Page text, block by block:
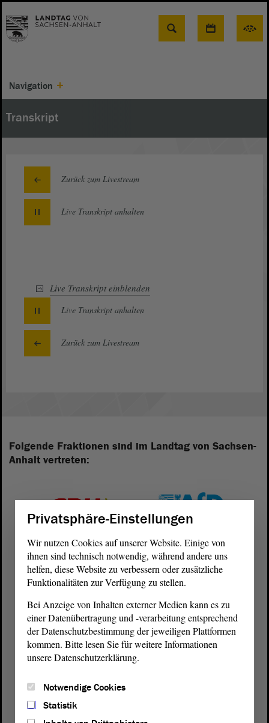
Suche
Navigation
Transkript
Zurück zum Livestream
Live Transkript anhalten
Live Transkript einblenden
Live Transkript anhalten
Zurück zum Livestream
Folgende Fraktionen sind im Landtag von Sachsen-
Anhalt vertreten:
Landtagvon Sachsen-Anhalt
Domplatz 6–9
Privatsphäre-Einstellungen
Wir nutzen Cookies auf unserer Website. Einige von
ihnen sind technisch notwendig, während andere uns
helfen, diese Website zu verbessern oder zusätzliche
Funktionalitäten zur Verfügung zu stellen.
Bei Anzeige von Inhalten externer Medien kann es zu
einer Datenübertragung und -verarbeitung entsprechend
der Datenschutzbestimmung der jeweiligen Plattformen
kommen. Bitte lesen Sie für weitere Informationen
unsere Datenschutzerklärung.
Notwendige Cookies
Statistik